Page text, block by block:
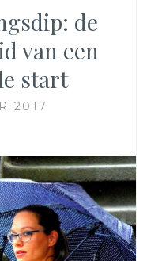
de
van een
start
2017